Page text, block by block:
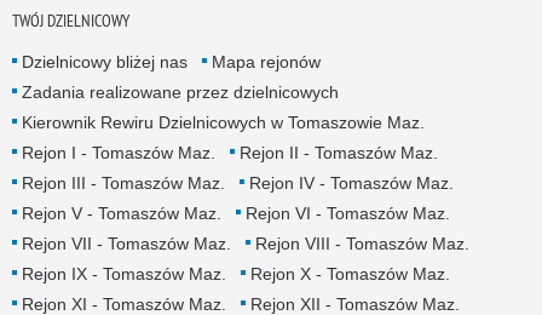
TWÓJ DZIELNICOWY
Dzielnicowy bliżej nas
Mapa rejonów
Zadania realizowane przez dzielnicowych
Kierownik Rewiru Dzielnicowych w Tomaszowie Maz.
Rejon I - Tomaszów Maz.
Rejon II - Tomaszów Maz.
Rejon III - Tomaszów Maz.
Rejon IV - Tomaszów Maz.
Rejon V - Tomaszów Maz.
Rejon VI - Tomaszów Maz.
Rejon VII - Tomaszów Maz.
Rejon VIII - Tomaszów Maz.
Rejon IX - Tomaszów Maz.
Rejon X - Tomaszów Maz.
Rejon XI - Tomaszów Maz.
Rejon XII - Tomaszów Maz.